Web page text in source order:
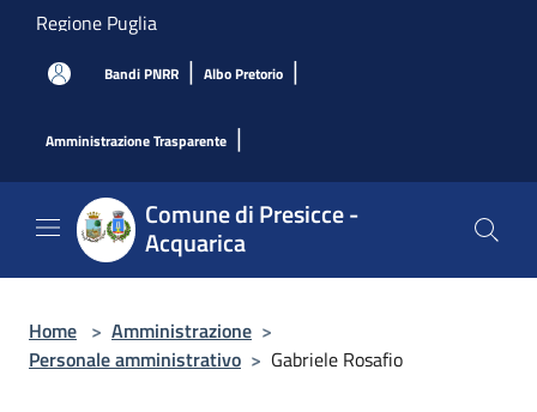
Salta al contenuto principale
Regione Puglia
Bandi PNRR | Albo Pretorio |
Amministrazione Trasparente |
Comune di Presicce -
Acquarica
Home > Amministrazione >
Personale amministrativo > Gabriele Rosafio